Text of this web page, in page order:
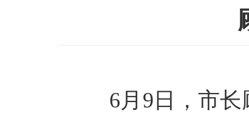
6月9日，市